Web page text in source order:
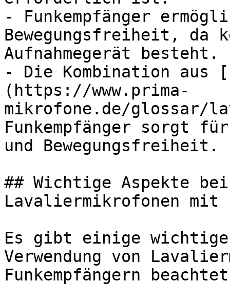
- Funkempfänger
Bewegungsfreiheit, da
Aufnahmegerät besteht.
- Die Kombination aus
(https://www.prima-
mikrofone.de/glossar/
Funkempfänger sorgt
und Bewegungsfreiheit.
## Wichtige Aspekte bei
Lavaliermikrofonen mit
Es gibt einige
Verwendung von
Funkempfängern